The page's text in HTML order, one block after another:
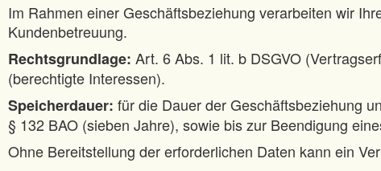
Im Rahmen einer Geschäftsbeziehung verarbeiten wir
Kundenbetreuung.
Rechtsgrundlage: Art. 6 Abs. 1 lit. b DSGVO
(berechtigte Interessen).
Speicherdauer: für die Dauer der Geschäftsbeziehung
§ 132 BAO (sieben Jahre), sowie bis zur Beendigung
Ohne Bereitstellung der erforderlichen Daten kann ein